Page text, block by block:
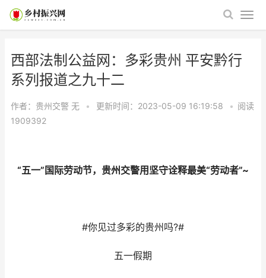
西部法制公益网：多彩贵州 平安黔行
系列报道之九十二
作者：贵州交警 无 • 更新时间：2023-05-09 16:19:58 • 阅读
1909392
“五一”国际劳动节，贵州交警用坚守诠释最美“劳动者”~
#你见过多彩的贵州吗?#
五一假期